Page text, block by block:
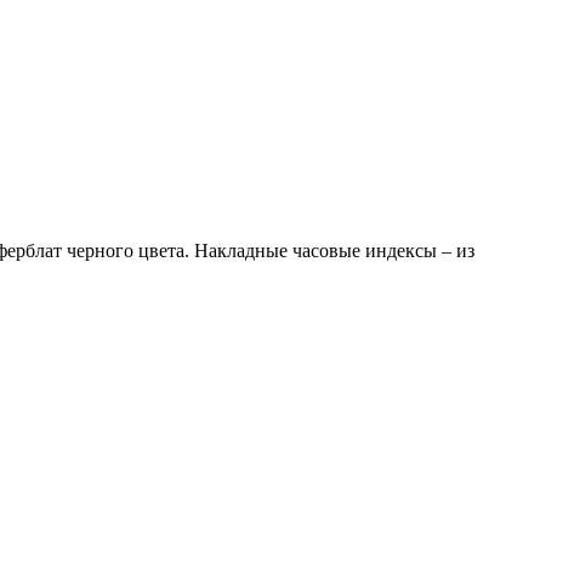
черного цвета. Накладные часовые индексы – из